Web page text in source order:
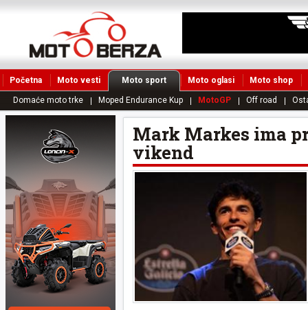
Početna Moto vesti Moto sport Moto oglasi Moto shop
Domaće moto trke Moped Endurance Kup MotoGP Off road
Mark Markes ima
vikend